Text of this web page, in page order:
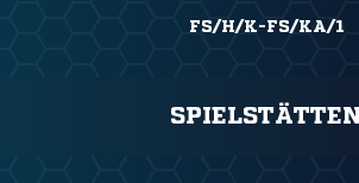
FS/H/K-FS/KA/1